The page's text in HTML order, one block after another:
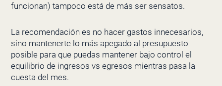
funcionan) tampoco está de más ser sensatos.
La recomendación es no hacer gastos innecesarios,
sino mantenerte lo más apegado al presupuesto
posible para que puedas mantener bajo control el
equilibrio de ingresos vs egresos mientras pasa la
cuesta del mes.